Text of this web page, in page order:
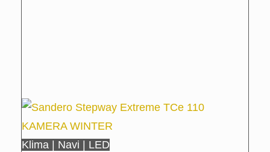
Klima | Navi | LED